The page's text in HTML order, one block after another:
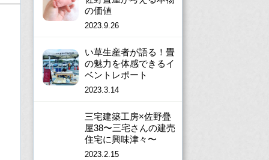
の価値
2023.9.26
い草生産者が語る！畳
の魅力を体感できるイ
ベントレポート
2023.3.14
三宅建築工房×佐野疊
屋38〜三宅さんの建売
住宅に興味津々〜
2023.2.15